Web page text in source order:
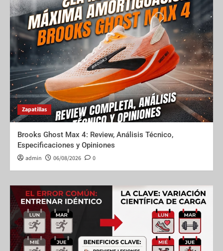
Zapatillas
Brooks Ghost Max 4: Review, Análisis Técnico,
Especificaciones y Opiniones
admin 06/08/2026 0